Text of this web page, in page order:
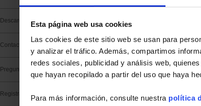
Esta página web usa cookies
Las cookies de este sitio web se usan para
y analizar el tráfico. Además, compartimos
redes sociales, publicidad y análisis web,
que hayan recopilado a partir del uso que haya
Para más información, consulte nuestra política
Descarga
Contacto soporte
Preguntas frecuentes
Registrar un producto
BUSCAR EN SOPORTE TÉCNICO
Buscar :
Palabras clave :